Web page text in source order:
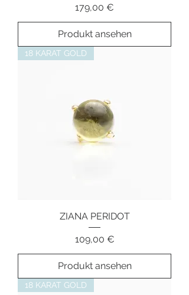
Preis
179,00 €
Produkt ansehen
18 KARAT GOLD
ZIANA PERIDOT
Preis
109,00 €
Produkt ansehen
18 KARAT GOLD